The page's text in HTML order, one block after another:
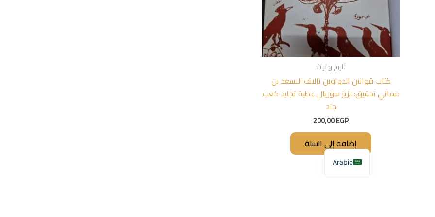
تاريخ و تراث
كتاب قوانين الدواوين تاليف:الاسعد بن
مماتي تحقيق:عزيز سوريال عطية تجليد كعب
جلد
200,00EGP
إضافة إلى السلة
Arabic